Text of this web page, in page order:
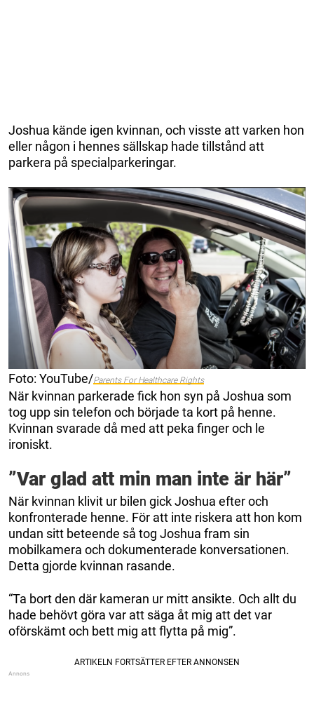
Joshua kände igen kvinnan, och visste att varken hon
eller någon i hennes sällskap hade tillstånd att
parkera på specialparkeringar.
Foto: YouTube/Parents For Healthcare Rights
När kvinnan parkerade fick hon syn på Joshua som
tog upp sin telefon och började ta kort på henne.
Kvinnan svarade då med att peka finger och le
ironiskt.
”Var glad att min man inte är här”
När kvinnan klivit ur bilen gick Joshua efter och
konfronterade henne. För att inte riskera att hon kom
undan sitt beteende så tog Joshua fram sin
mobilkamera och dokumenterade konversationen.
Detta gjorde kvinnan rasande.
“Ta bort den där kameran ur mitt ansikte. Och allt du
hade behövt göra var att säga åt mig att det var
oförskämt och bett mig att flytta på mig”.